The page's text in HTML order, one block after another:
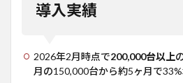
導入実績
2026年2月時点で200,000台以上
月の150,000台から約5ヶ月で33%